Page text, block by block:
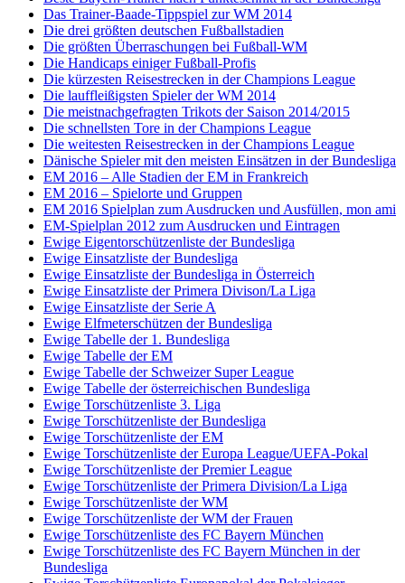
Das Trainer-Baade-Tippspiel zur WM 2014
Die drei größten deutschen Fußballstadien
Die größten Überraschungen bei Fußball-WM
Die Handicaps einiger Fußball-Profis
Die kürzesten Reisestrecken in der Champions League
Die lauffleißigsten Spieler der WM 2014
Die meistnachgefragten Trikots der Saison 2014/2015
Die schnellsten Tore in der Champions League
Die weitesten Reisestrecken in der Champions League
Dänische Spieler mit den meisten Einsätzen in der Bundesliga
EM 2016 – Alle Stadien der EM in Frankreich
EM 2016 – Spielorte und Gruppen
EM 2016 Spielplan zum Ausdrucken und Ausfüllen, mon ami
EM-Spielplan 2012 zum Ausdrucken und Eintragen
Ewige Eigentorschützenliste der Bundesliga
Ewige Einsatzliste der Bundesliga
Ewige Einsatzliste der Bundesliga in Österreich
Ewige Einsatzliste der Primera Divison/La Liga
Ewige Einsatzliste der Serie A
Ewige Elfmeterschützen der Bundesliga
Ewige Tabelle der 1. Bundesliga
Ewige Tabelle der EM
Ewige Tabelle der Schweizer Super League
Ewige Tabelle der österreichischen Bundesliga
Ewige Torschützenliste 3. Liga
Ewige Torschützenliste der Bundesliga
Ewige Torschützenliste der EM
Ewige Torschützenliste der Europa League/UEFA-Pokal
Ewige Torschützenliste der Premier League
Ewige Torschützenliste der Primera Division/La Liga
Ewige Torschützenliste der WM
Ewige Torschützenliste der WM der Frauen
Ewige Torschützenliste des FC Bayern München
Ewige Torschützenliste des FC Bayern München in der
Bundesliga